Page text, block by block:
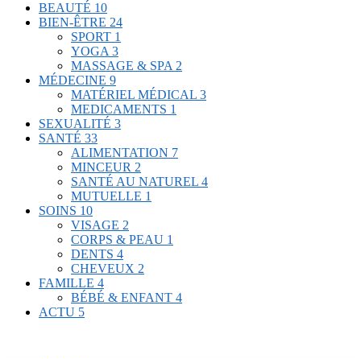
BEAUTÉ 10
BIEN-ÊTRE 24
SPORT 1
YOGA 3
MASSAGE & SPA 2
MÉDECINE 9
MATÉRIEL MÉDICAL 3
MEDICAMENTS 1
SEXUALITÉ 3
SANTÉ 33
ALIMENTATION 7
MINCEUR 2
SANTÉ AU NATUREL 4
MUTUELLE 1
SOINS 10
VISAGE 2
CORPS & PEAU 1
DENTS 4
CHEVEUX 2
FAMILLE 4
BÉBÉ & ENFANT 4
ACTU 5